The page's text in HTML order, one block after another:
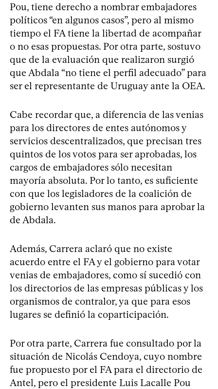
Pou, tiene derecho a nombrar embajadores
políticos “en algunos casos”, pero al mismo
tiempo el FA tiene la libertad de acompañar
o no esas propuestas. Por otra parte, sostuvo
que de la evaluación que realizaron surgió
que Abdala “no tiene el perfil adecuado” para
ser el representante de Uruguay ante la OEA.
Cabe recordar que, a diferencia de las venias
para los directores de entes autónomos y
servicios descentralizados, que precisan tres
quintos de los votos para ser aprobadas, los
cargos de embajadores sólo necesitan
mayoría absoluta. Por lo tanto, es suficiente
con que los legisladores de la coalición de
gobierno levanten sus manos para aprobar la
de Abdala.
Además, Carrera aclaró que no existe
acuerdo entre el FA y el gobierno para votar
venias de embajadores, como sí sucedió con
los directorios de las empresas públicas y los
organismos de contralor, ya que para esos
lugares se definió la coparticipación.
Por otra parte, Carrera fue consultado por la
situación de Nicolás Cendoya, cuyo nombre
fue propuesto por el FA para el directorio de
Antel, pero el presidente Luis Lacalle Pou